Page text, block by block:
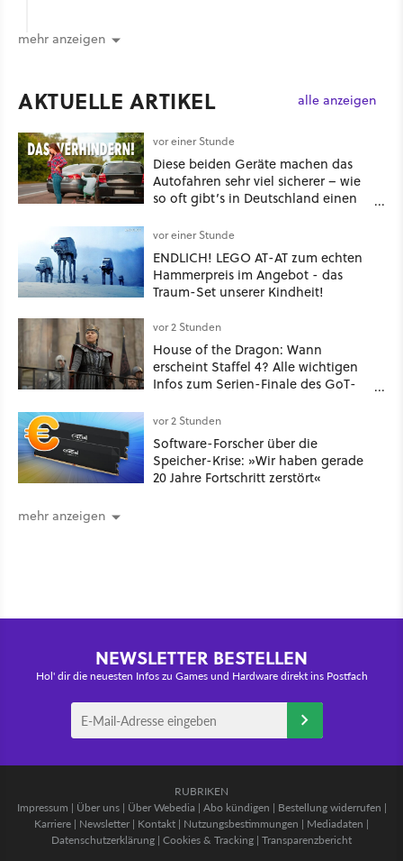
mehr anzeigen
AKTUELLE ARTIKEL alle anzeigen
vor einer Stunde
Diese beiden Geräte machen das
Autofahren sehr viel sicherer – wie
so oft gibt’s in Deutschland einen
vor einer Stunde
ENDLICH! LEGO AT-AT zum echten
Hammerpreis im Angebot - das
Traum-Set unserer Kindheit!
vor 2 Stunden
House of the Dragon: Wann
erscheint Staffel 4? Alle wichtigen
Infos zum Serien-Finale des GoT-
vor 2 Stunden
Software-Forscher über die
Speicher-Krise: »Wir haben gerade
20 Jahre Fortschritt zerstört«
mehr anzeigen
NEWSLETTER BESTELLEN
Hol' dir die neuesten Infos zu Games und Hardware direkt ins Postfach
RUBRIKEN
Impressum | Über uns| Über Webedia | Abo kündigen | Bestellung widerrufen |
Karriere | Newsletter | Kontakt | Nutzungsbestimmungen | Mediadaten |
Datenschutzerklärung | Cookies & Tracking | Transparenzbericht